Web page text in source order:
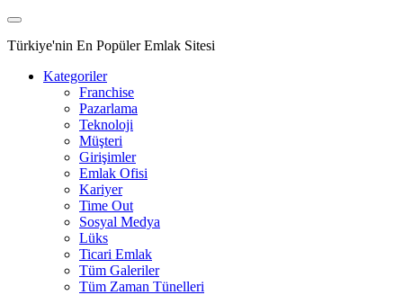
Türkiye'nin En Popüler Emlak Sitesi
Kategoriler
Franchise
Pazarlama
Teknoloji
Müşteri
Girişimler
Emlak Ofisi
Kariyer
Time Out
Sosyal Medya
Lüks
Ticari Emlak
Tüm Galeriler
Tüm Zaman Tünelleri